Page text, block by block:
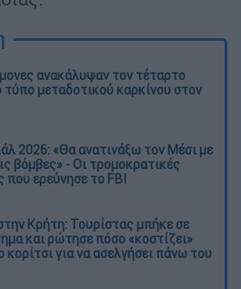
ανακάλυψαν τον τέταρτο
μεταδοτικού καρκίνου στον
2026: «Θα ανατινάξω τον Μέσι με
βόμβες» - Οι τρομοκρατικές
που ερεύνησε το FBI
Κρήτη: Τουρίστας μπήκε σε
και ρώτησε πόσο «κοστίζει»
κορίτσι για να ασελγήσει πάνω του